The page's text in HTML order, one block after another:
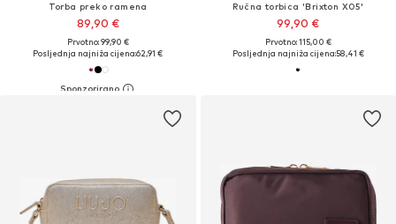
Torba preko ramena
89,90 €
Prvotno: 99,90 €
Posljednja najniža cijena:62,91 €
Ručna torbica 'Brixton X05'
99,90 €
Prvotno: 115,00 €
Posljednja najniža cijena:58,41 €